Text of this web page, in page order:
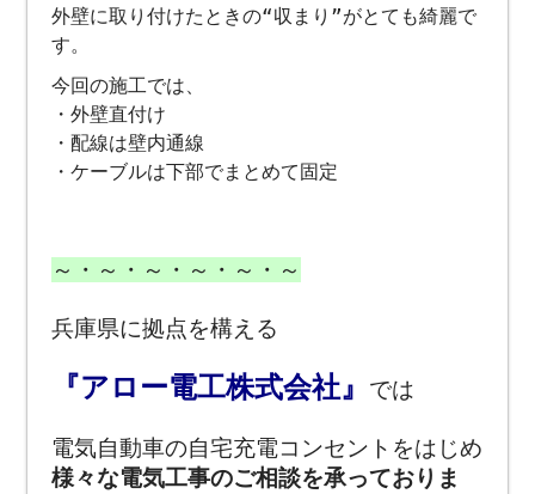
外壁に取り付けたときの“収まり”がとても綺麗で
す。
今回の施工では、
・外壁直付け
・配線は壁内通線
・ケーブルは下部でまとめて固定
～・～・～・～・～・～
兵庫県に拠点を構える
『アロー電工株式会社』 では
電気自動車の自宅充電コンセントをはじめ
様々な電気工事のご相談を承っておりま